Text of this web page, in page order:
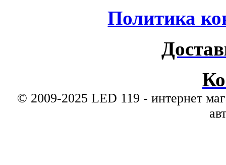
Политика
© 2009-2025 LED 119 - интернет